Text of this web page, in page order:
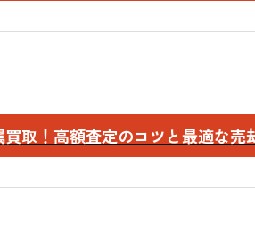
取！高額査定のコツと最適な売